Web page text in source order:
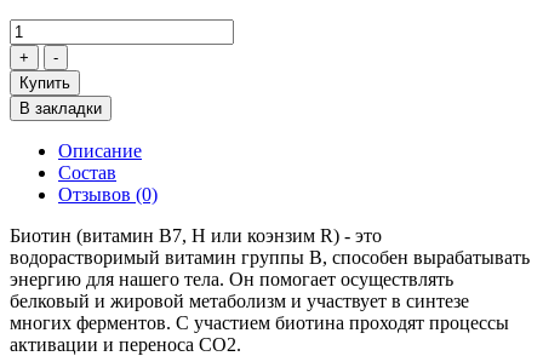
Купить
В закладки
Описание
Состав
Отзывов (0)
Биотин (витамин В7, Н или коэнзим R) - это
водорастворимый витамин группы В, способен вырабатывать
энергию для нашего тела. Он помогает осуществлять
белковый и жировой метаболизм и участвует в синтезе
многих ферментов. С участием биотина проходят процессы
активации и переноса CO2.